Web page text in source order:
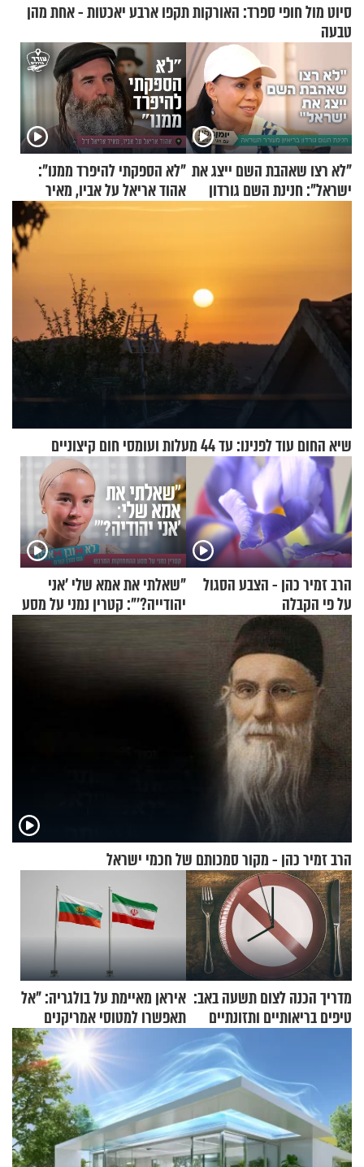
סיוט מול חופי ספרד: האורקות תקפו ארבע יאכטות - אחת מהן
טבעה
"לא רצו שאהבת השם ייצג את
ישראל": חנינת השם גורדון
"לא הספקתי להיפרד ממנו":
אהוד אריאל על אביו, מאיר
אריאל ז"ל
שיא החום עוד לפנינו: עד 44 מעלות ועומסי חום קיצוניים
הרב זמיר כהן - הצבע הסגול
על פי הקבלה
"שאלתי את אמא שלי 'אני
יהודייה?'": קטרין נמני על מסע
הרב זמיר כהן - מקור סמכותם של חכמי ישראל
מדריך הכנה לצום תשעה באב:
טיפים בריאותיים ותזונתיים
איראן מאיימת על בולגריה: "אל
תאפשרו למטוסי אמריקנים
להמריא מהשטח שלכם"